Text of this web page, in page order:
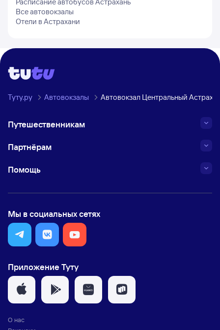
Все автовокзалы
Отели в Астрахани
Туту.ру Автовокзалы Автовокзал Центральный
Путешественникам
Партнёрам
Помощь
Мы в социальных сетях
Приложение Туту
О нас